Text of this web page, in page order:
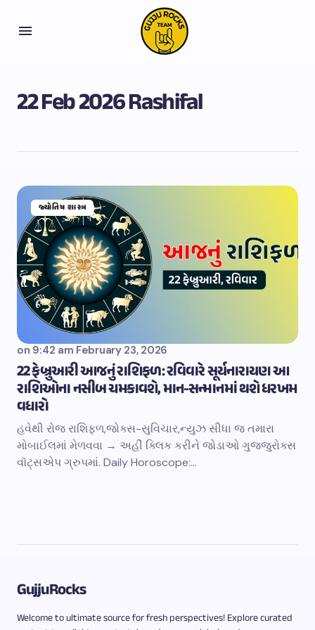
22 Feb 2026 Rashifal
જ્યોતિષ શાસ્ત્ર
on 9:42 am February 23, 2026
22 ફેબ્રુઆરી આજનું રાશિફળ: રવિવારે સૂર્યનારાયણ આ
રાશિઓના નસીબ ચમકાવશે, માન-સન્માનમાં થશે ધરખમ
વધારો
હવેથી રોજ રાશિફળ,જોક્સ-સુવિચાર,ન્યુઝ સીધા જ તમારા
મોબાઈલમાં મેળવવા → અહીં ક્લિક કરીને જોડાઓ ગુજ્જુરોક્સ
વૉટ્સએપ ગ્રુપમાં. Daily Horoscope:…
GujjuRocks
Welcome to ultimate source for fresh perspectives! Explore curated